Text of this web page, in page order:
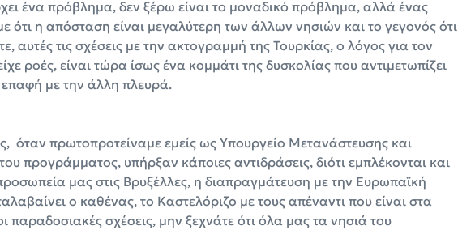
ένα πρόβλημα, δεν ξέρω είναι το μοναδικό πρόβλημα, αλλά ένας
ότι η απόσταση είναι μεγαλύτερη των άλλων νησιών και το γεγονός ότι
αυτές τις σχέσεις με την ακτογραμμή της Τουρκίας, ο λόγος για τον
ροές, είναι τώρα ίσως ένα κομμάτι της δυσκολίας που αντιμετωπίζει
επαφή με την άλλη πλευρά.
όταν πρωτοπροτείναμε εμείς ως Υπουργείο Μετανάστευσης και
προγράμματος, υπήρξαν κάποιες αντιδράσεις, διότι εμπλέκονται και
μας στις Βρυξέλλες, η διαπραγμάτευση με την Ευρωπαϊκή
ο καθένας, το Καστελόριζο με τους απέναντι που είναι στα
παραδοσιακές σχέσεις, μην ξεχνάτε ότι όλα μας τα νησιά του